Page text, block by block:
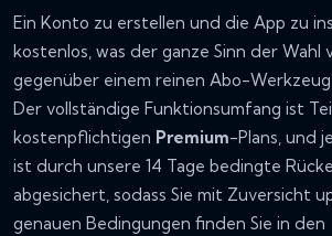
Ein Konto zu erstellen und die App zu
kostenlos, was der ganze Sinn der Wahl
gegenüber einem reinen Abo-
Der vollständige Funktionsumfang ist
kostenpflichtigen Premium-Plans, und
ist durch unsere 14 Tage bedingte
abgesichert, sodass Sie mit Zuversicht
genauen Bedingungen finden Sie in den